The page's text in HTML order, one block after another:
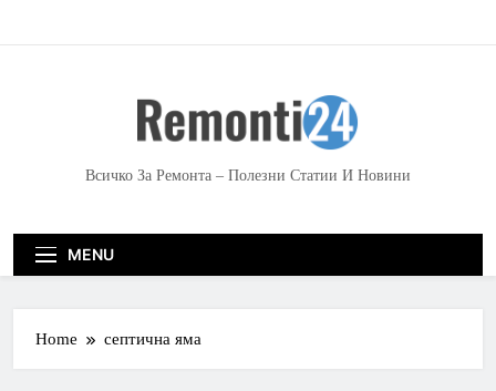
e
Всичко За Ремонта – Полезни Статии И Новини
MENU
Home септична яма